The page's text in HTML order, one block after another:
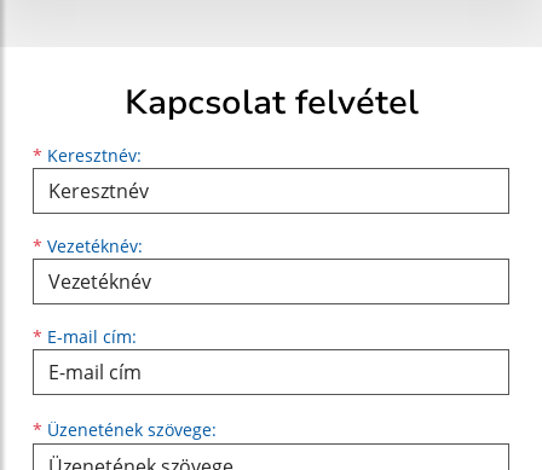
Kapcsolat felvétel
* Keresztnév:
Keresztnév
* Vezetéknév:
Vezetéknév
* E-mail cím:
E-mail cím
* Üzenetének szövege: